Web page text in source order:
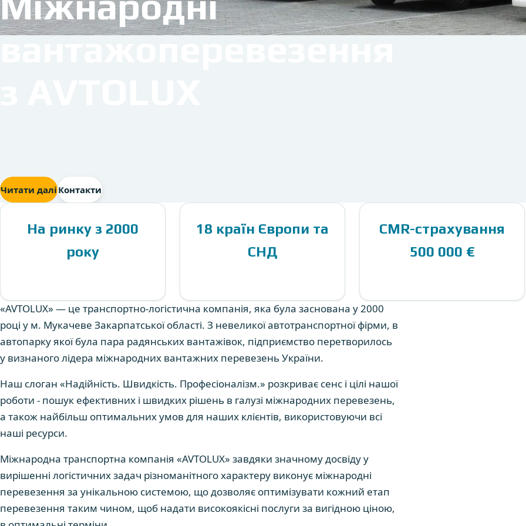
вантажоперевезення
Читати даліКонтакти
На ринку з 2000
року
18 країн Європи та
СНД
CMR-страхування
500 000 €
«AVTOLUX» — це транспортно-логістична компанія, яка була заснована у 2000
році у м. Мукачеве Закарпатської області. З невеликої автотранспортної фірми, в
автопарку якої була пара радянських вантажівок, підприємство перетворилось
у визнаного лідера міжнародних вантажних перевезень України.
Наш слоган «Надійність. Швидкість. Професіоналізм.» розкриває сенс і цілі нашої
роботи - пошук ефективних і швидких рішень в галузі міжнародних перевезень,
а також найбільш оптимальних умов для наших клієнтів, використовуючи всі
наші ресурси.
Міжнародна транспортна компанія «AVTOLUX» завдяки значному досвіду у
вирішенні логістичних задач різноманітного характеру виконує міжнародні
перевезення за унікальною системою, що дозволяє оптимізувати кожний етап
перевезення таким чином, щоб надати високоякісні послуги за вигідною ціною,